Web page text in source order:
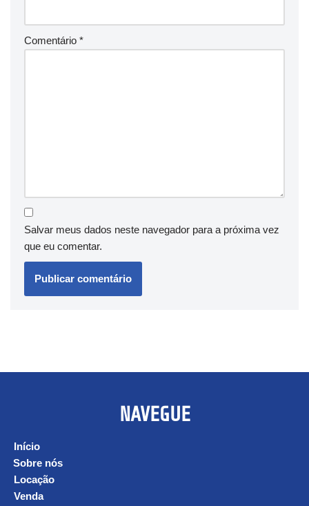
Comentário *
Salvar meus dados neste navegador para a próxima vez
que eu comentar.
NAVEGUE
Início
Sobre nós
Locação
Venda